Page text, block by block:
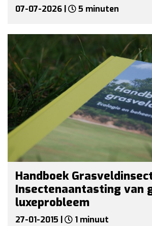
07-07-2026 | 5 minuten
Handboek
Insectenaantasting van
luxeprobleem
27-01-2015 | 1 minuut